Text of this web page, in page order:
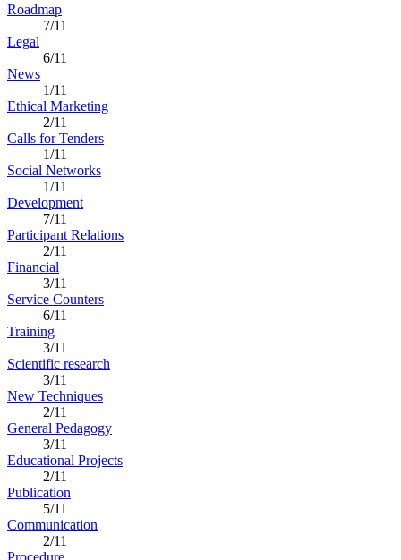
Roadmap
7/11
Legal
6/11
News
1/11
Ethical Marketing
2/11
Calls for Tenders
1/11
Social Networks
1/11
Development
7/11
Participant Relations
2/11
Financial
3/11
Service Counters
6/11
Training
3/11
Scientific research
3/11
New Techniques
2/11
General Pedagogy
3/11
Educational Projects
2/11
Publication
5/11
Communication
2/11
Procedure